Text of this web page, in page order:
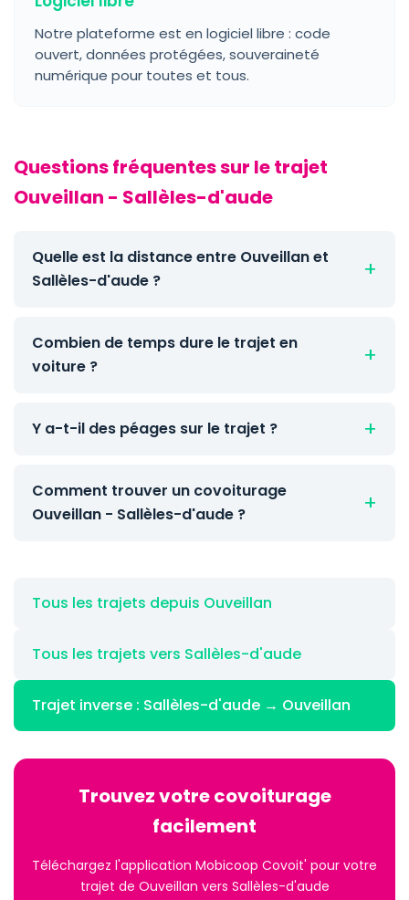
Notre plateforme est en logiciel libre : code
ouvert, données protégées, souveraineté
numérique pour toutes et tous.
Questions fréquentes sur le trajet
Ouveillan - Sallèles-d'aude
Quelle est la distance entre Ouveillan et
Sallèles-d'aude ?
Combien de temps dure le trajet en
voiture ?
Y a-t-il des péages sur le trajet ?
Comment trouver un covoiturage
Ouveillan - Sallèles-d'aude ?
Tous les trajets depuis Ouveillan
Tous les trajets vers Sallèles-d'aude
Trajet inverse : Sallèles-d'aude → Ouveillan
Trouvez votre covoiturage
facilement
Téléchargez l'application Mobicoop Covoit' pour votre
trajet de Ouveillan vers Sallèles-d'aude